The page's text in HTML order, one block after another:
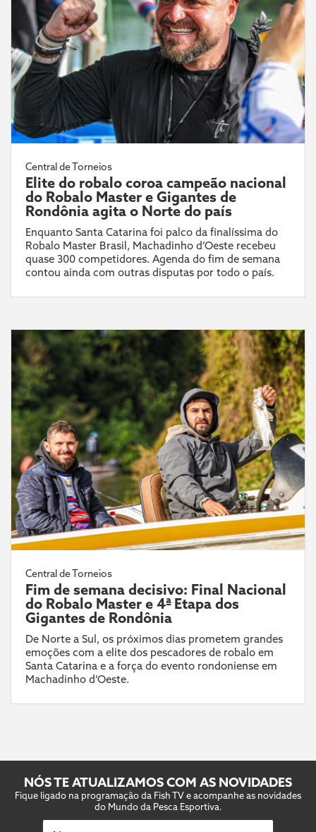
Central de Torneios
Elite do robalo coroa campeão nacional
do Robalo Master e Gigantes de
Rondônia agita o Norte do país
Enquanto Santa Catarina foi palco da finalíssima do
Robalo Master Brasil, Machadinho d’Oeste recebeu
quase 300 competidores. Agenda do fim de semana
contou ainda com outras disputas por todo o país.
Central de Torneios
Fim de semana decisivo: Final Nacional
do Robalo Master e 4ª Etapa dos
Gigantes de Rondônia
De Norte a Sul, os próximos dias prometem grandes
emoções com a elite dos pescadores de robalo em
Santa Catarina e a força do evento rondoniense em
Machadinho d’Oeste.
NÓS TE ATUALIZAMOS COM AS NOVIDADES
Fique ligado na programação da Fish TV e acompanhe as novidades
do Mundo da Pesca Esportiva.